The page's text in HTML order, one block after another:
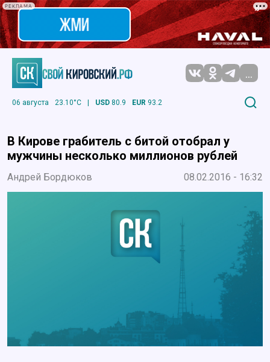
РЕКЛАМА
...
06 августа 23.10°C | USD 80.9 EUR 93.2
В Кирове грабитель с битой отобрал у
мужчины несколько миллионов рублей
Андрей Бордюков 08.02.2016 - 16:32